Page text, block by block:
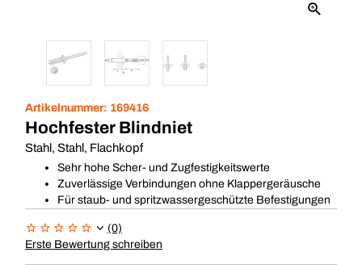
Artikelnummer: 169416
Hochfester Blindniet
Stahl, Stahl, Flachkopf
Sehr hohe Scher- und Zugfestigkeitswerte
Zuverlässige Verbindungen ohne Klappergeräusche
Für staub- und spritzwassergeschützte Befestigungen
(0)
Erste Bewertung schreiben